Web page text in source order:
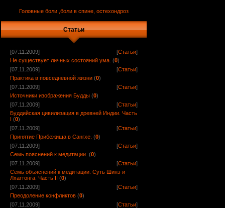
Головные боли ,боли в спине, остехондроз
Статьи
[07.11.2009] [Статьи]
Не существует личных состояний ума. (0)
[07.11.2009]
[Статьи]
Практика в повседневной жизни (0)
[07.11.2009]
[Статьи]
Источники изображения Будды (0)
[07.11.2009]
[Статьи]
Буддийская цивилизация в древней Индии. Часть
I (0)
[07.11.2009]
[Статьи]
Принятие Прибежища в Сангхе. (0)
[07.11.2009]
[Статьи]
Семь пояснений к медитации. (0)
[07.11.2009]
[Статьи]
Семь объяснений к медитации. Суть Шинэ и
Лхагтонга. Часть II (0)
[07.11.2009]
[Статьи]
Преодоление конфликтов (0)
[07.11.2009]
[Статьи]